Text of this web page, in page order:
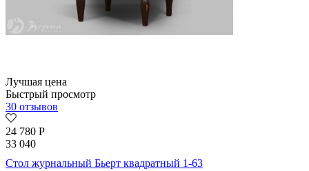
Лучшая цена
Быстрый просмотр
30 отзывов
24 780 Р
33 040
Стол журнальный Бьерт квадратный 1-63